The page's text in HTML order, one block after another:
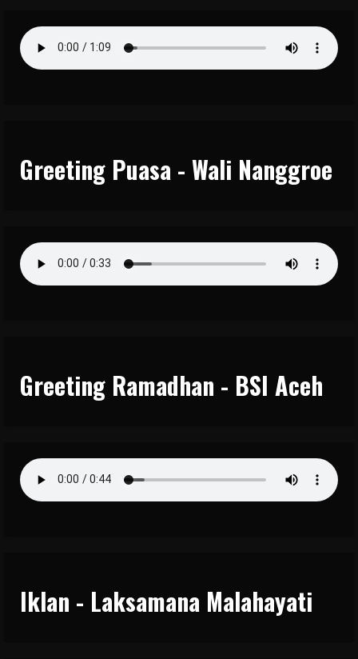
Greeting Puasa - Wali Nanggroe
Greeting Ramadhan - BSI Aceh
Iklan - Laksamana Malahayati